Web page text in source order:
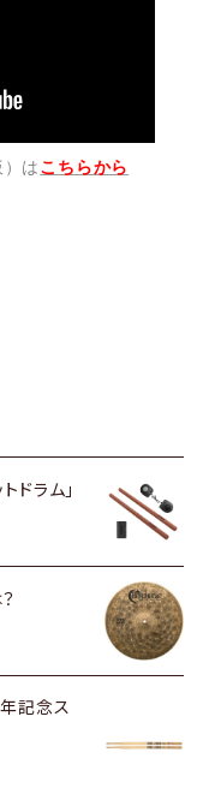
は こちらから
ドラム」
記念ス